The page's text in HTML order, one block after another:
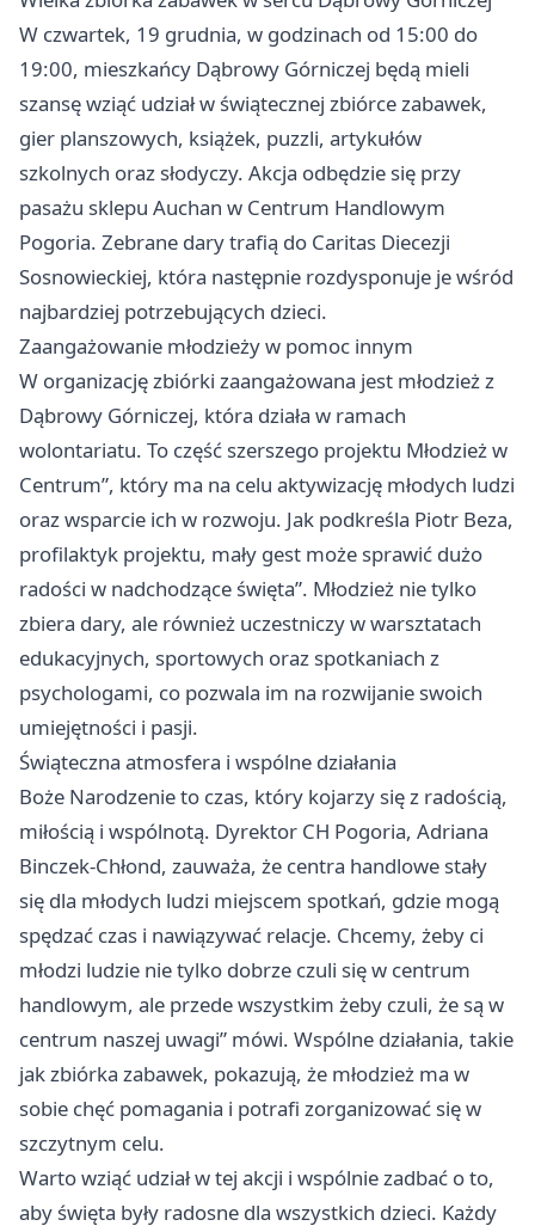
W czwartek, 19 grudnia, w godzinach od 15:00 do
19:00, mieszkańcy Dąbrowy Górniczej będą mieli
szansę wziąć udział w świątecznej zbiórce zabawek,
gier planszowych, książek, puzzli, artykułów
szkolnych oraz słodyczy. Akcja odbędzie się przy
pasażu sklepu Auchan w Centrum Handlowym
Pogoria. Zebrane dary trafią do Caritas Diecezji
Sosnowieckiej, która następnie rozdysponuje je wśród
najbardziej potrzebujących dzieci.
Zaangażowanie młodzieży w pomoc innym
W organizację zbiórki zaangażowana jest młodzież z
Dąbrowy Górniczej, która działa w ramach
wolontariatu. To część szerszego projektu Młodzież w
Centrum”, który ma na celu aktywizację młodych ludzi
oraz wsparcie ich w rozwoju. Jak podkreśla Piotr Beza,
profilaktyk projektu, mały gest może sprawić dużo
radości w nadchodzące święta”. Młodzież nie tylko
zbiera dary, ale również uczestniczy w warsztatach
edukacyjnych, sportowych oraz spotkaniach z
psychologami, co pozwala im na rozwijanie swoich
umiejętności i pasji.
Świąteczna atmosfera i wspólne działania
Boże Narodzenie to czas, który kojarzy się z radością,
miłością i wspólnotą. Dyrektor CH Pogoria, Adriana
Binczek-Chłond, zauważa, że centra handlowe stały
się dla młodych ludzi miejscem spotkań, gdzie mogą
spędzać czas i nawiązywać relacje. Chcemy, żeby ci
młodzi ludzie nie tylko dobrze czuli się w centrum
handlowym, ale przede wszystkim żeby czuli, że są w
centrum naszej uwagi” mówi. Wspólne działania, takie
jak zbiórka zabawek, pokazują, że młodzież ma w
sobie chęć pomagania i potrafi zorganizować się w
szczytnym celu.
Warto wziąć udział w tej akcji i wspólnie zadbać o to,
aby święta były radosne dla wszystkich dzieci. Każdy